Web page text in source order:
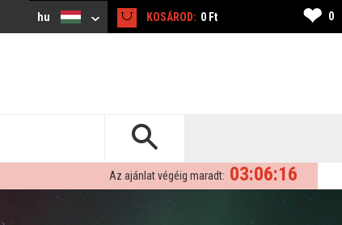
hu KOSÁROD: 0 Ft ❤ 0
03:06:15
Az ajánlat végéig maradt: